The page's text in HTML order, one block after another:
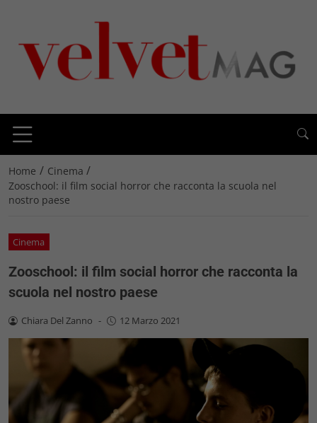
Home / Cinema /
Zooschool: il film social horror che racconta la scuola nel
nostro paese
Cinema
Zooschool: il film social horror che racconta la
scuola nel nostro paese
Chiara Del Zanno - 12 Marzo 2021